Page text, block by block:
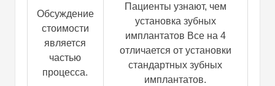
Обсуждение
стоимости
является
частью
процесса.
Пациенты узнают, чем
установка зубных
имплантатов Все на 4
отличается от установки
стандартных зубных
имплантатов.